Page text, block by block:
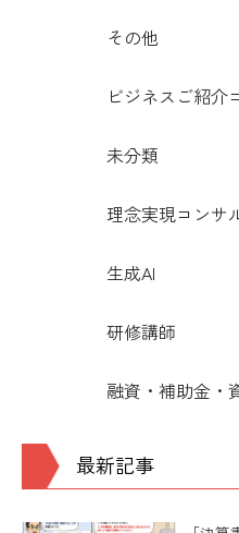
その他
ビジネスご紹介
未分類
理念実現コンサ
生成AI
研修講師
融資・補助金・
最新記事